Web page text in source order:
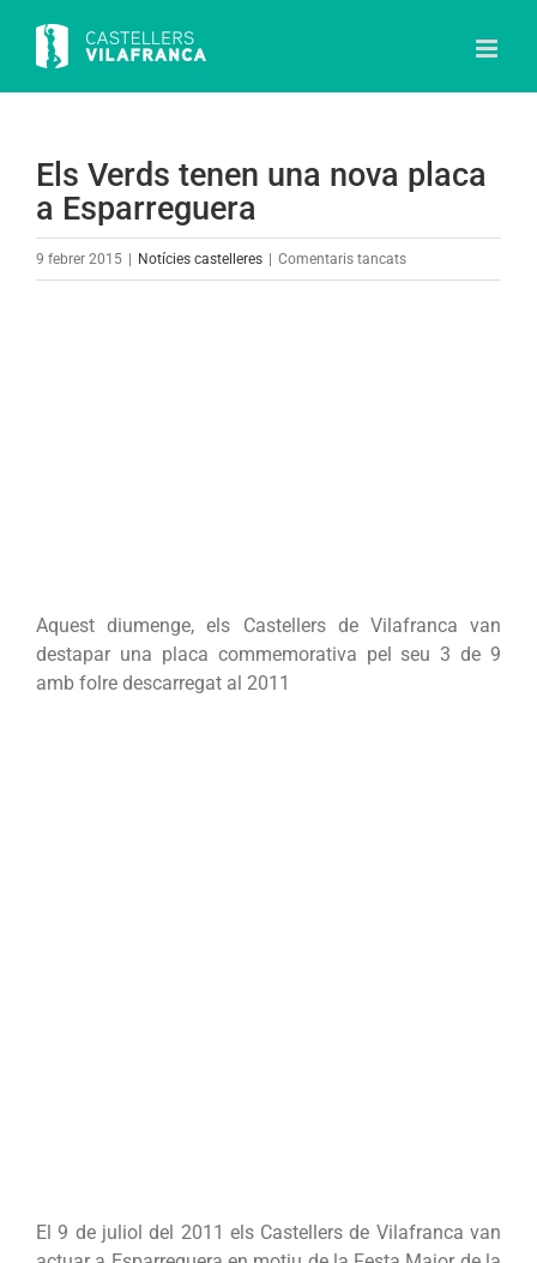
content
Els Verds tenen una nova placa
a Esparreguera
9 febrer 2015 Notícies castelleres Comentaris tancatsa
Aquest diumenge, els Castellers de Vilafranca van
destapar una placa commemorativa pel seu 3 de 9
amb folre descarregat al 2011
El 9 de juliol del 2011 els Castellers de Vilafranca van